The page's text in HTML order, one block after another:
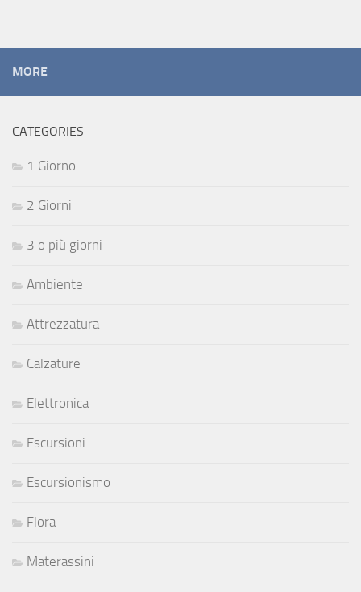
MORE
CATEGORIES
1 Giorno
2 Giorni
3 o più giorni
Ambiente
Attrezzatura
Calzature
Elettronica
Escursioni
Escursionismo
Flora
Materassini